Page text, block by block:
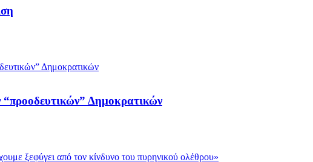
Δημοκρατικών